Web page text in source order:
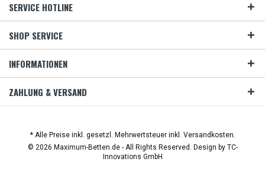
SERVICE HOTLINE
SHOP SERVICE
INFORMATIONEN
ZAHLUNG & VERSAND
* Alle Preise inkl. gesetzl. Mehrwertsteuer inkl. Versandkosten.
© 2026 Maximum-Betten.de - All Rights Reserved. Design by TC-
Innovations GmbH